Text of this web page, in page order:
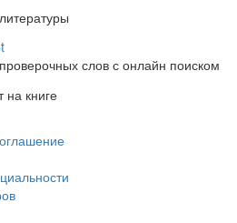
слов с онлайн поиском